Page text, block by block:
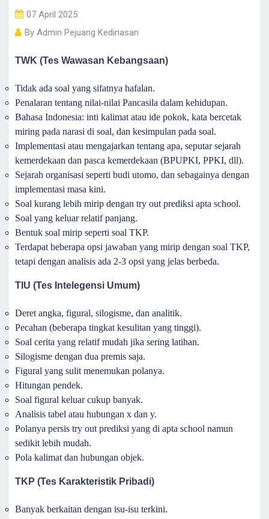
07 April 2025
By Admin Pejuang Kedinasan
TWK (Tes Wawasan Kebangsaan)
Tidak ada soal yang sifatnya hafalan.
Penalaran tentang nilai-nilai Pancasila dalam kehidupan.
Bahasa Indonesia: inti kalimat atau ide pokok, kata bercetak
miring pada narasi di soal, dan kesimpulan pada soal.
Implementasi atau mengajarkan tentang apa, seputar sejarah
kemerdekaan dan pasca kemerdekaan (BPUPKI, PPKI, dll).
Sejarah organisasi seperti budi utomo, dan sebagainya dengan
implementasi masa kini.
Soal kurang lebih mirip dengan try out prediksi apta school.
Soal yang keluar relatif panjang.
Bentuk soal mirip seperti soal TKP.
Terdapat beberapa opsi jawaban yang mirip dengan soal TKP,
tetapi dengan analisis ada 2-3 opsi yang jelas berbeda.
TIU (Tes Intelegensi Umum)
Deret angka, figural, silogisme, dan analitik.
Pecahan (beberapa tingkat kesulitan yang tinggi).
Soal cerita yang relatif mudah jika sering latihan.
Silogisme dengan dua premis saja.
Figural yang sulit menemukan polanya.
Hitungan pendek.
Soal figural keluar cukup banyak.
Analisis tabel atau hubungan x dan y.
Polanya persis try out prediksi yang di apta school namun
sedikit lebih mudah.
Pola kalimat dan hubungan objek.
TKP (Tes Karakteristik Pribadi)
Banyak berkaitan dengan isu-isu terkini.